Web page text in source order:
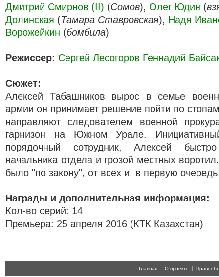
Дмитрий Смирнов (II) (Сомов), Олег Юдин (
Долинская (Тамара Ставровская), Надя
Ворожейкин (бомбила)
Режиссер: Сергей Лесогоров Геннадий
Сюжет:
Алексей Табашников вырос в семье
армии он принимает решение пойти по
направляют следователем военной
гарнизон на Южном Урале.
порядочный сотрудник, Алексей
начальника отдела и грозой местных
было "по закону", от всех и, в первую
Награды и дополнительная информация:
Кол-во серий: 14
Премьера: 25 апреля 2016 (КТК Казахстан)
Главная О проекте